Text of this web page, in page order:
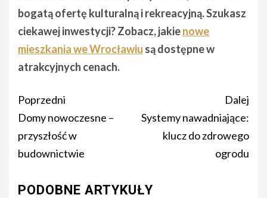
bogatą ofertę kulturalną i rekreacyjną. Szukasz
ciekawej inwestycji? Zobacz, jakienowe
mieszkania we Wrocławiu są dostępne w
atrakcyjnych cenach.
Nawigacja
wpisu
Poprzedni
Domy nowoczesne –
przyszłość w
budownictwie
Dalej
Systemy nawadniające:
klucz do zdrowego
ogrodu
PODOBNE ARTYKUŁY